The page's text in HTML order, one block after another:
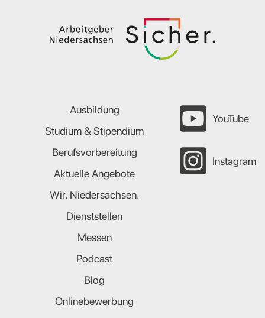
Ausbildung
Studium & Stipendium
Berufsvorbereitung
Aktuelle Angebote
Wir. Niedersachsen.
Dienststellen
Messen
Podcast
Blog
Onlinebewerbung
YouTube
Instagram